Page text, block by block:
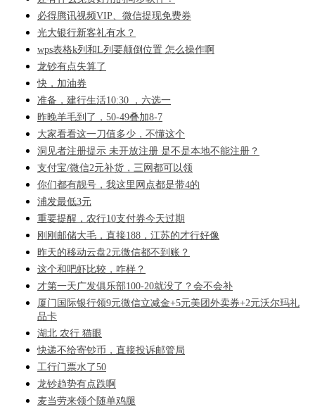
必得腾讯视频VIP、微信提现免费券
光大银行新客礼有水？
wps表格k列和L列要颠倒位置 怎么操作啊
龙钞有点失算了
快，加油券
准备，建行生活10:30 ，六选一
昨晚羊毛到了，50-49叠加8-7
大家看看这一刀值多少，不懂这个
洞见者注册提示 未开放注册 是不是本地不能注册？
支付宝/微信2元补货，三网都可以领
你们都有靓号，我这里网点都是带4的
浦发最低3元
重要提醒，农行10支付券今天过期
刚刚邮储大毛，直接188，江苏的才行好像
昨天的移动云盘2元微信都不到账？
这个和吧虾比较，咋样？
才第一天广发俱乐部100-20就没了？会不会补
厦门国际银行领9元微信立减金+5元美团外卖券+2元沃尔玛礼
品卡
湖北 农行 猫眼
快递不给寄钞币，直接投诉邮管局
工行门票水了50
龙钞趋势有点跌啊
麦当劳来领个随单鸡腿